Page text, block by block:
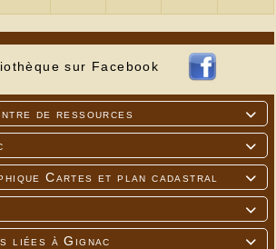
sur Facebook

de ressources


Cartes et plan cadastral


liées à Gignac